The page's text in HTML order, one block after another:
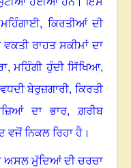
, ਕਿਰਤੀਆਂ ਦੀ
ਰਾਹਤ ਸਕੀਮਾਂ ਦਾ
,ਮਹਿੰਗੀ ਹੁੰਦੀ ਸਿੱਖਿਆ,
ਬੇਰੁਜ਼ਗਾਰੀ, ਕਿਰਤੀ
ਦਾ ਭਾਰ,ਗ਼ਰੀਬ
ਵਜੋਂ ਨਿਕਲ ਰਿਹਾ ਹੈ ।
ਅਸਲ ਮੁੱਦਿਆਂ ਦੀ ਚਰਚਾ